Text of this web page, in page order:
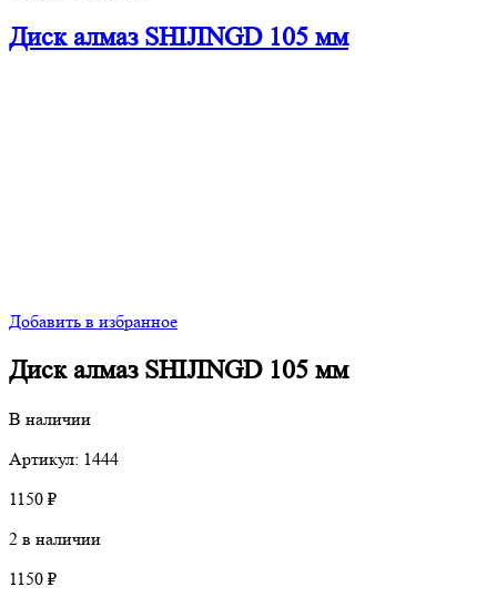
Диск алмаз SHIJINGD 105 мм
Добавить в избранное
Диск алмаз SHIJINGD 105 мм
В наличии
Артикул: 1444
1150 ₽
2 в наличии
1150 ₽